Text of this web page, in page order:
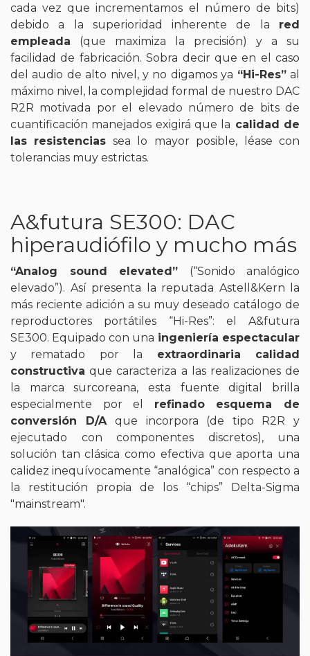
cada vez que incrementamos el número de bits)
debido a la superioridad inherente de la red
empleada (que maximiza la precisión) y a su
facilidad de fabricación. Sobra decir que en el caso
del audio de alto nivel, y no digamos ya “Hi-Res”al
máximo nivel, la complejidad formal de nuestro DAC
R2R motivada por el elevado número de bits de
cuantificación manejados exigirá que la calidad de
las resistencias sea lo mayor posible, léase con
tolerancias muy estrictas.
A&futura SE300: DAC
hiperaudiófilo y mucho más
“Analog sound elevated” (“Sonido analógico
elevado”). Así presenta la reputada Astell&Kern la
más reciente adición a su muy deseado catálogo de
reproductores portátiles “Hi-Res”: el A&futura
SE300. Equipado con una ingeniería espectacular
y rematado por la extraordinaria calidad
constructiva que caracteriza a las realizaciones de
la marca surcoreana, esta fuente digital brilla
especialmente por el refinado esquema de
conversión D/Aque incorpora (de tipo R2R y
ejecutado con componentes discretos), una
solución tan clásica como efectiva que aporta una
calidez inequívocamente “analógica” con respecto a
la restitución propia de los “chips” Delta-Sigma
"mainstream".